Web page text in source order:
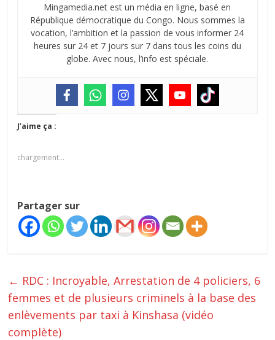
Mingamedia.net est un média en ligne, basé en
République démocratique du Congo. Nous sommes la
vocation, l’ambition et la passion de vous informer 24
heures sur 24 et 7 jours sur 7 dans tous les coins du
globe. Avec nous, l’info est spéciale.
J’aime ça :
chargement…
Partager sur
← RDC : Incroyable, Arrestation de 4 policiers, 6
femmes et de plusieurs criminels à la base des
enlèvements par taxi à Kinshasa (vidéo
complète)